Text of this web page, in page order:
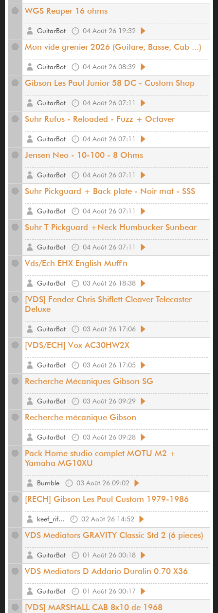
WGS Reaper 16 ohms
04 Août 26 19:32
GuitarBot
Mon vide grenier 2026 (Guitare, Basse, Cab ...)
04 Août 26 08:39
GuitarBot
Gibson Les Paul Junior 58 DC - Custom Shop
04 Août 26 07:11
GuitarBot
Suhr Rufus - Reloaded - Fuzz + Octaver
04 Août 26 07:11
GuitarBot
Jensen Neo - 10-100 - 8 Ohms
04 Août 26 07:11
GuitarBot
Suhr Pickguard + Back plate - Noir mat - SSS
04 Août 26 07:11
GuitarBot
Suhr T Pickguard +Neck Humbucker Sunbear
04 Août 26 07:11
GuitarBot
Vds/Ech EHX English Muff'n
03 Août 26 18:38
GuitarBot
[VDS] Fender Chris Shiflett Cleaver Telecaster
Deluxe
03 Août 26 17:06
GuitarBot
[VDS/ECH] Vox AC30HW2X
03 Août 26 17:05
GuitarBot
Recherche Mécaniques Gibson SG
03 Août 26 09:29
GuitarBot
Recherche mécanique Gibson
03 Août 26 09:28
GuitarBot
Pack Home studio complet MOTU M2 +
Yamaha MG10XU
03 Août 26 09:02
Bumble
[RECH] Gibson Les Paul Custom 1979-1986
02 Août 26 14:52
keef_rif...
VDS Mediators GRAVITY Classic Std 2 (6 pieces)
01 Août 26 00:18
GuitarBot
VDS Mediators D Addario Duralin 0.70 X36
01 Août 26 00:17
GuitarBot
[VDS] MARSHALL CAB 8x10 de 1968